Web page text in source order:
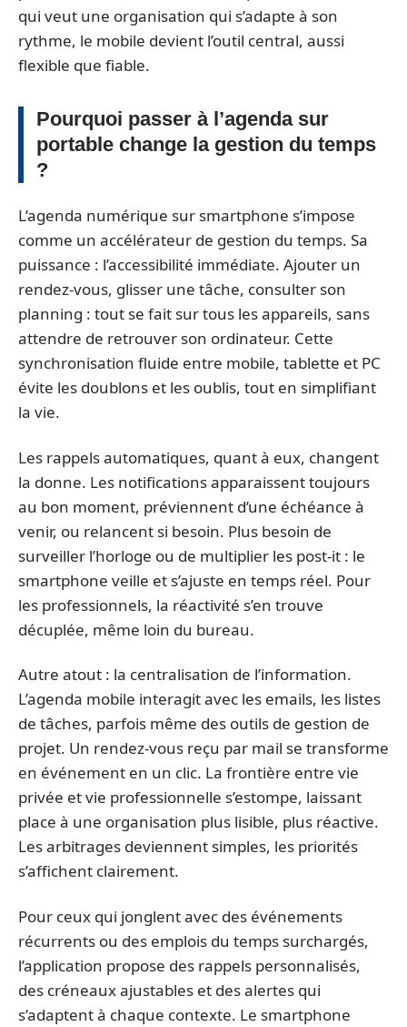
qui veut une organisation qui s’adapte à son
rythme, le mobile devient l’outil central, aussi
flexible que fiable.
Pourquoi passer à l’agenda sur
portable change la gestion du temps
?
L’agenda numérique sur smartphone s’impose
comme un accélérateur de gestion du temps. Sa
puissance : l’accessibilité immédiate. Ajouter un
rendez-vous, glisser une tâche, consulter son
planning : tout se fait sur tous les appareils, sans
attendre de retrouver son ordinateur. Cette
synchronisation fluide entre mobile, tablette et PC
évite les doublons et les oublis, tout en simplifiant
la vie.
Les rappels automatiques, quant à eux, changent
la donne. Les notifications apparaissent toujours
au bon moment, préviennent d’une échéance à
venir, ou relancent si besoin. Plus besoin de
surveiller l’horloge ou de multiplier les post-it : le
smartphone veille et s’ajuste en temps réel. Pour
les professionnels, la réactivité s’en trouve
décuplée, même loin du bureau.
Autre atout : la centralisation de l’information.
L’agenda mobile interagit avec les emails, les listes
de tâches, parfois même des outils de gestion de
projet. Un rendez-vous reçu par mail se transforme
en événement en un clic. La frontière entre vie
privée et vie professionnelle s’estompe, laissant
place à une organisation plus lisible, plus réactive.
Les arbitrages deviennent simples, les priorités
s’affichent clairement.
Pour ceux qui jonglent avec des événements
récurrents ou des emplois du temps surchargés,
l’application propose des rappels personnalisés,
des créneaux ajustables et des alertes qui
s’adaptent à chaque contexte. Le smartphone